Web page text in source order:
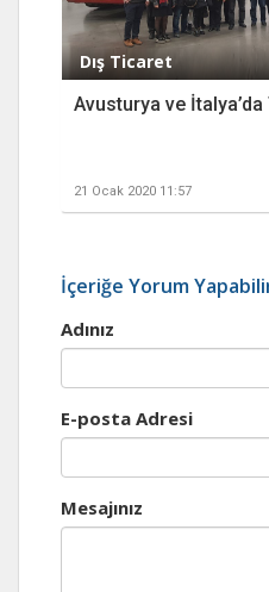
Dış Ticaret
Avusturya ve
21 Ocak 2020 11:57
İçeriğe Yorum
Adınız
E-posta Adresi
Mesajınız